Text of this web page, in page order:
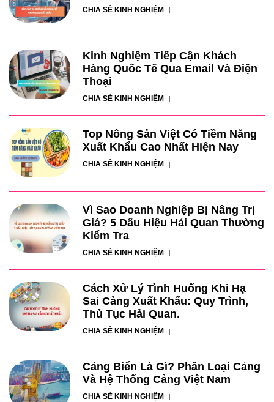
CHIA SẺ KINH NGHIỆM
Kinh Nghiệm Tiếp Cận Khách
Hàng Quốc Tế Qua Email Và Điện
Thoại
CHIA SẺ KINH NGHIỆM
Top Nông Sản Việt Có Tiềm Năng
Xuất Khẩu Cao Nhất Hiện Nay
CHIA SẺ KINH NGHIỆM
Vì Sao Doanh Nghiệp Bị Nâng Trị
Giá? 5 Dấu Hiệu Hải Quan Thường
Kiểm Tra
CHIA SẺ KINH NGHIỆM
Cách Xử Lý Tình Huống Khi Hạ
Sai Cảng Xuất Khẩu: Quy Trình,
Thủ Tục Hải Quan.
CHIA SẺ KINH NGHIỆM
Cảng Biển Là Gì? Phân Loại Cảng
Và Hệ Thống Cảng Việt Nam
CHIA SẺ KINH NGHIỆM